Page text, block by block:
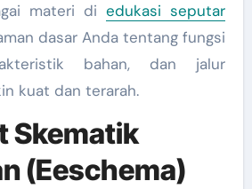
materi diedukasi seputar
dasar Anda tentang fungsi
bahan, dan jalur
kuat dan terarah.
Skematik
(Eeschema)